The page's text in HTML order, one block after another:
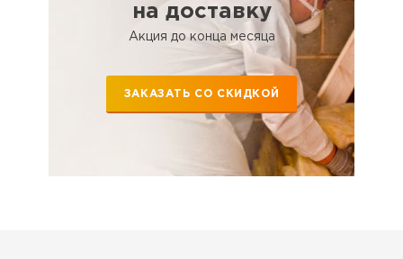
на доставку
Акция до конца месяца
ЗАКАЗАТЬ СО СКИДКОЙ